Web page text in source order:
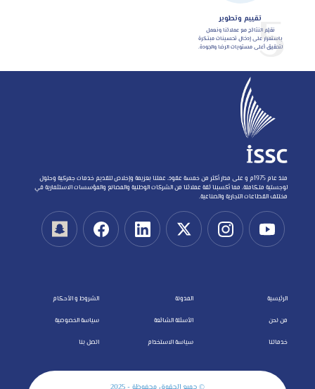
5تقييم وتطوير
نقيّم النتائج مع عملائنا ونعمل
باستمرار على إدخال تحسينات مبتكرة
لتحقيق أعلى مستويات الرضا والجودة.
منذ عام 1975م و على مدار أكثر من خمسة عقود، عملنا بعزيمة وإخلاص لتقديم خدمات جمركية وحلول
لوجستية متكاملة، مما أكسبنا ثقة عملائنا من الشركات الوطنية والمصانع والمؤسسات الاستثمارية في
مختلف القطاعات التجارية والصناعية.
الرئيسية
من نحن
خدماتنا
المدونة
الأسئلة الشائعة
سياسة الاستخدام
الشروط و الأحكام
سياسة الخصوصية
اتصل بنا